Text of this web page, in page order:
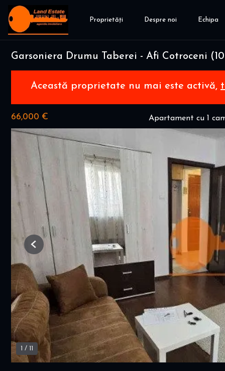
Proprietăți Despre noi Echipa
Garsoniera Drumu Taberei - Afi Cotroceni
Această proprietate nu mai este activă,
66,000 € Apartament cu 1
/
Previous